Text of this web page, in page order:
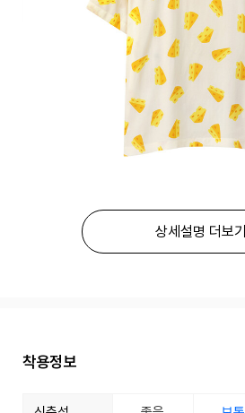
상세설명 더보기
착용정보